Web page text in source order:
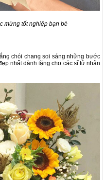
mừng tốt nghiệp bạn bè
chói chang soi sáng những bước
nhất dành tặng cho các sĩ tử nhân